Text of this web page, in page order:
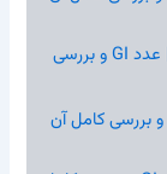
شاخص گلیسمی نان جو دوسر پخته | عدد GI و بررسی